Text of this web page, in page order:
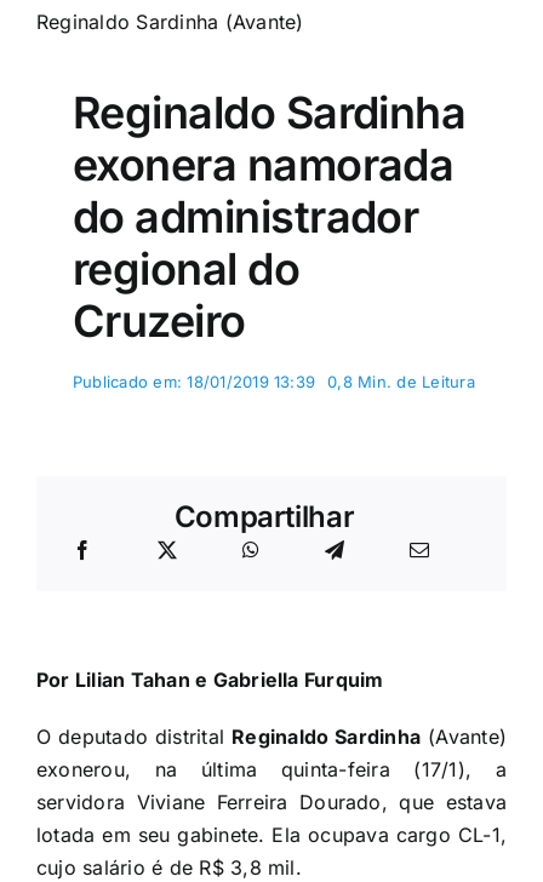
Reginaldo Sardinha (Avante)
Reginaldo Sardinha
exonera namorada
do administrador
regional do
Cruzeiro
Publicado em: 18/01/2019 13:39 0,8 Min. de Leitura
Compartilhar
Por Lilian Tahan e Gabriella Furquim
O deputado distrital Reginaldo Sardinha (Avante)
exonerou, na última quinta-feira (17/1), a
servidora Viviane Ferreira Dourado, que estava
lotada em seu gabinete. Ela ocupava cargo CL-1,
cujo salário é de R$ 3,8 mil.